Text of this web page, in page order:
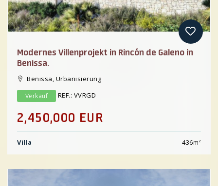
Modernes Villenprojekt in Rincón de Galeno in
Benissa.
Benissa, Urbanisierung
Verkauf REF.: VVRGD
2,450,000 EUR
Villa 436m²